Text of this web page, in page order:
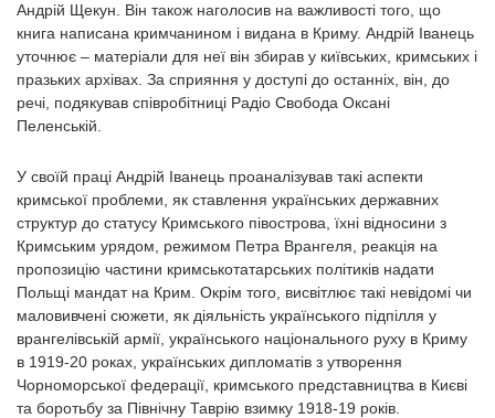
Андрій Щекун. Він також наголосив на важливості того, що
книга написана кримчанином і видана в Криму. Андрій Іванець
уточнює – матеріали для неї він збирав у київських, кримських і
празьких архівах. За сприяння у доступі до останніх, він, до
речі, подякував співробітниці Радіо Свобода Оксані
Пеленській.
У своїй праці Андрій Іванець проаналізував такі аспекти
кримської проблеми, як ставлення українських державних
структур до статусу Кримського півострова, їхні відносини з
Кримським урядом, режимом Петра Врангеля, реакція на
пропозицію частини кримськотатарських політиків надати
Польщі мандат на Крим. Окрім того, висвітлює такі невідомі чи
маловивчені сюжети, як діяльність українського підпілля у
врангелівській армії, українського національного руху в Криму
в 1919-20 роках, українських дипломатів з утворення
Чорноморської федерації, кримського представництва в Києві
та боротьбу за Північну Таврію взимку 1918-19 років.